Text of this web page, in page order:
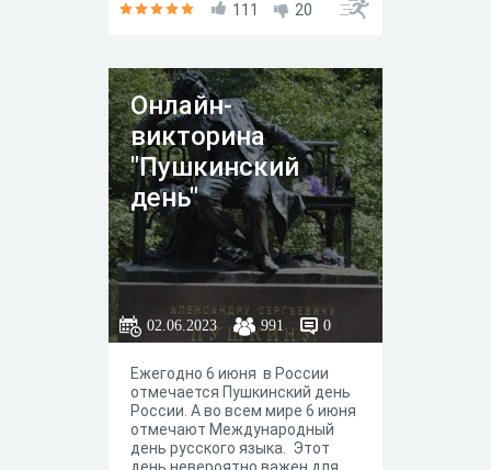
111 20
Онлайн-
викторина
"Пушкинский
день"
02.06.2023 991 0
Ежегодно 6 июня в России
отмечается Пушкинский день
России. А во всем мире 6 июня
отмечают Международный
день русского языка. Этот